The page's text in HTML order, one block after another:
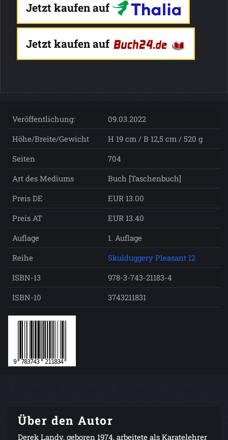
Jetzt kaufen auf
Jetzt kaufen auf
Veröffentlichung:
09.03.2022
Höhe/Breite/Gewicht
H 19 cm / B 12,5 cm / 520 g
Seiten
704
Art des Mediums
Buch [Taschenbuch]
Preis DE
EUR 13.00
Preis AT
EUR 13.40
Auflage
1. Auflage
Reihe
Skulduggery Pleasant 12
ISBN-13
978-3-743-21183-4
ISBN-10
3743211831
Über den Autor
Derek Landy, geboren 1974, arbeitete als Karatelehrer